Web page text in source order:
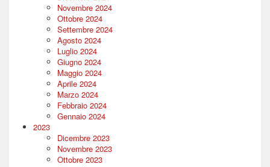
Novembre 2024
Ottobre 2024
Settembre 2024
Agosto 2024
Luglio 2024
Giugno 2024
Maggio 2024
Aprile 2024
Marzo 2024
Febbraio 2024
Gennaio 2024
2023
Dicembre 2023
Novembre 2023
Ottobre 2023